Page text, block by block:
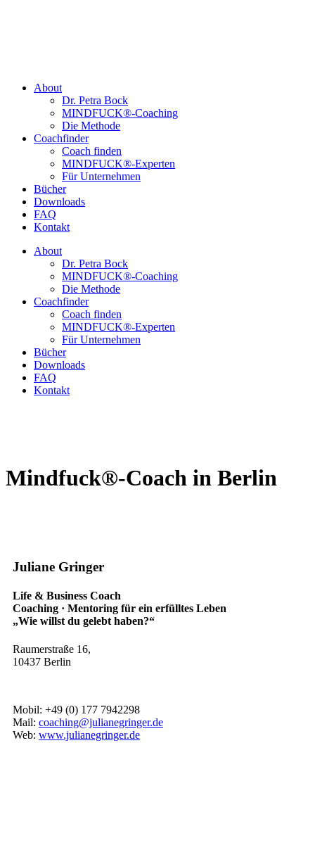
About
Dr. Petra Bock
MINDFUCK®-Coaching
Die Methode
Coachfinder
Coach finden
MINDFUCK®-Experten
Für Unternehmen
Bücher
Downloads
FAQ
Kontakt
About
Dr. Petra Bock
MINDFUCK®-Coaching
Die Methode
Coachfinder
Coach finden
MINDFUCK®-Experten
Für Unternehmen
Bücher
Downloads
FAQ
Kontakt
Mindfuck®-Coach in Berlin
Juliane Gringer
Life & Business Coach
Coaching · Mentoring für ein erfülltes Leben
„Wie willst du gelebt haben?“
Raumerstraße 16,
10437 Berlin
Mobil: +49 (0) 177 7942298
Mail: coaching@julianegringer.de
Web: www.julianegringer.de